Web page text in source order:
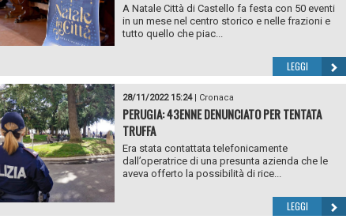
A Natale Città di Castello fa festa con 50 eventi
in un mese nel centro storico e nelle frazioni e
tutto quello che piac...
LEGGI
28/11/2022 15:24| Cronaca
PERUGIA: 43ENNE DENUNCIATO PER TENTATA
TRUFFA
Era stata contattata telefonicamente
dall’operatrice di una presunta azienda che le
aveva offerto la possibilità di rice...
LEGGI